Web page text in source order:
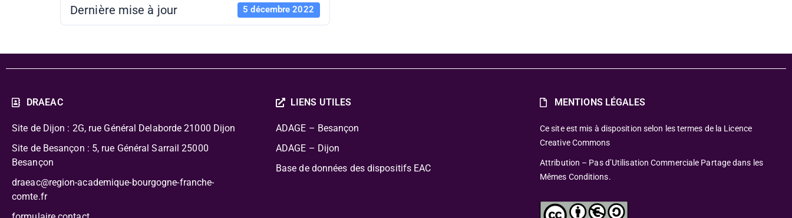
Dernière mise à jour 5 décembre 2022
DRAEAC
Site de Dijon : 2G, rue Général Delaborde 21000 Dijon
Site de Besançon : 5, rue Général Sarrail 25000
Besançon
draeac@region-academique-bourgogne-franche-
comte.fr
LIENS UTILES
ADAGE – Besançon
ADAGE – Dijon
Base de données des dispositifs EAC
MENTIONS LÉGALES
Ce site est mis à disposition selon les termes de la Licence
Creative Commons
Attribution – Pas d’Utilisation Commerciale Partage dans les
Mêmes Conditions.